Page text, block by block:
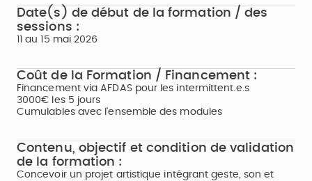
Date(s) de début de la formation / des
sessions :
11 au 15 mai 2026
Coût de la Formation / Financement :
Financement via AFDAS pour les intermittent.e.s
3000€ les 5 jours
Cumulables avec l'ensemble des modules
Contenu, objectif et condition de validation
de la formation :
Concevoir un projet artistique intégrant geste, son et